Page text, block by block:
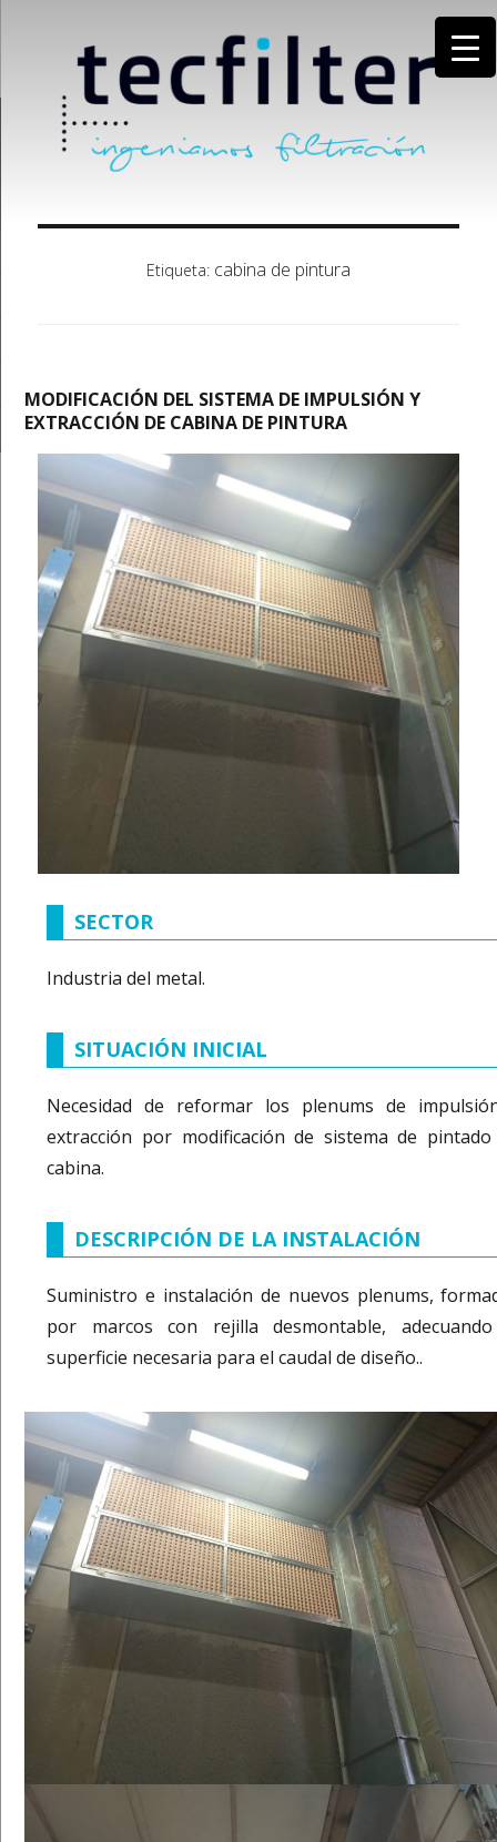
Etiqueta: cabina de pintura
MODIFICACIÓN DEL SISTEMA DE IMPULSIÓN Y
EXTRACCIÓN DE CABINA DE PINTURA
SECTOR
Industria del metal.
SITUACIÓN INICIAL
Necesidad de reformar los plenums de
extracción por modificación de sistema de
cabina.
DESCRIPCIÓN DE LA INSTALACIÓN
Suministro e instalación de nuevos plenums,
por marcos con rejilla desmontable,
superficie necesaria para el caudal de diseño..